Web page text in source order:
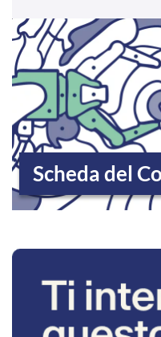
Scheda del
RICHIEDI